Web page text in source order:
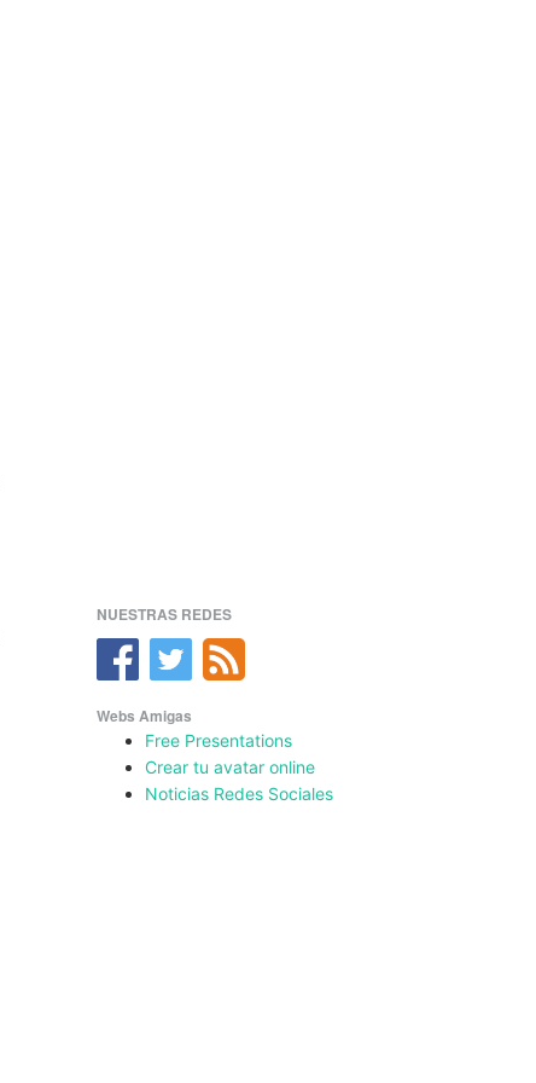
NUESTRAS REDES
Webs Amigas
Free Presentations
Crear tu avatar online
Noticias Redes Sociales